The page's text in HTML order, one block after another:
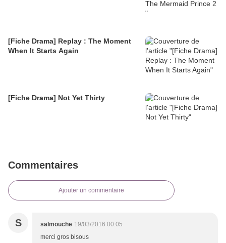
[Fiche Drama] Replay : The Moment
When It Starts Again
[Fiche Drama] Not Yet Thirty
Commentaires
Ajouter un commentaire
S salmouche 19/03/2016 00:05
merci gros bisous